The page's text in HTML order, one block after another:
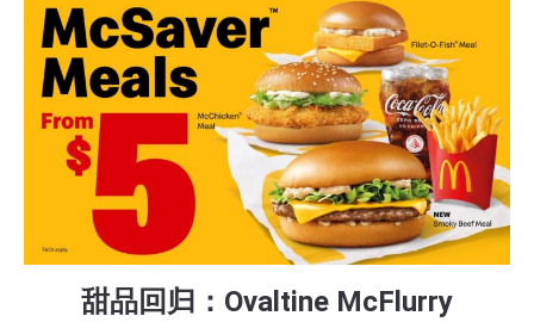
甜品回归：Ovaltine McFlurry